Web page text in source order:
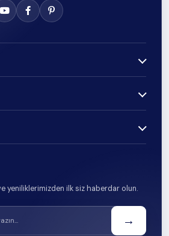
yeniliklerimizden ilk siz haberdar olun.
→